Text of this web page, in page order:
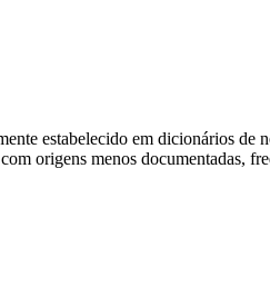
estabelecido em dicionários
origens menos documentadas,